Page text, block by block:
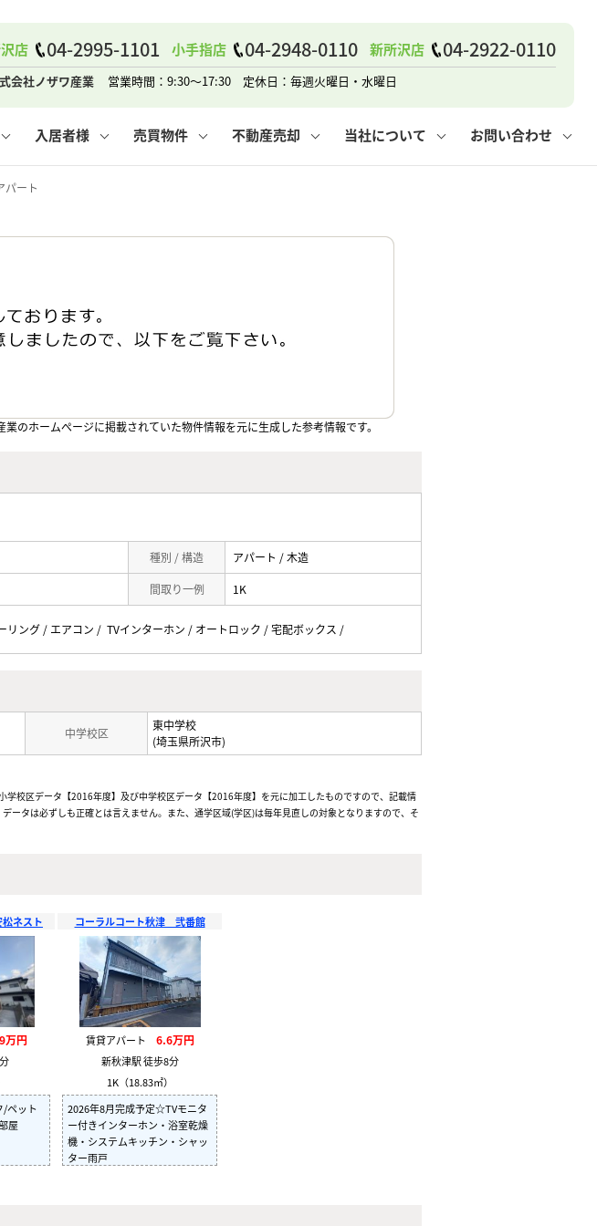
店 04-2995-1101 小手指店 04-2948-0110 新所沢店 04-2922-0110
会社ノザワ産業 営業時間：9:30～17:30 定休日：毎週火曜日・水曜日
入居者様 売買物件 不動産売却 当社について お問い合わせ
保存した検索条件
ご依頼 お住まいの解約手続き その他の問合せ
る質問 マンションVS戸建て 賃貸vs持ち家
契約の種類 売却時の諸費用 仲介と買取の違い
スタッフブログ 個人情報保護方針
パート
ホームぺージに掲載されていた物件情報を元に生成した参考情報です。
種別 / 構造 アパート / 木造
間取り一例 1K
ング / エアコン / TVインターホン / オートロック / 宅配ボックス /
中学校区
東中学校
(埼玉県所沢市)
校区データ【2016年度】及び中学校区データ【2016年度】を元に加工したものですので、記載情
タは必ずしも正確とは言えません。また、通学区域(学区)は毎年見直しの対象となりますので、そ
ネスト
万円
/ペット
屋
コーラルコート秋津 弐番館
賃貸アパート 6.6万円
新秋津駅 徒歩8分
1K（18.83㎡）
2026年8月完成予定☆TVモニタ
ー付きインターホン・浴室乾燥
機・システムキッチン・シャッ
ター雨戸